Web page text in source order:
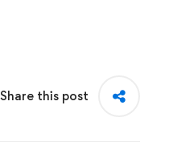
Share this post